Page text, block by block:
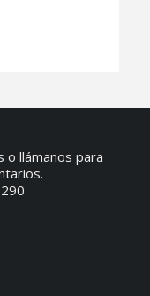
o llámanos para